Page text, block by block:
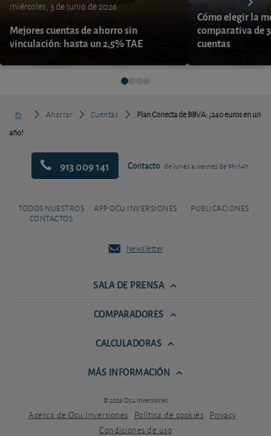
miércoles, 3 de junio de 2026
Mejores cuentas de ahorro sin
vinculación: hasta un 2,5% TAE
Cómo elegir la
comparativa de
cuentas
Ahorrar Cuentas
Plan Conecta de BBVA: ¡240 euros en un
año!
913 009 141 Contacto de lunes a viernes de 9h-14h
TODOS NUESTROS
CONTACTOS
APP OCU INVERSIONES PUBLICACIONES
Newsletter
SALA DE PRENSA
COMPARADORES
CALCULADORAS
MÁS INFORMACIÓN
© 2026 Ocu Inversiones
Acerca de Ocu Inversiones Política de cookies Privacy
Condiciones de uso